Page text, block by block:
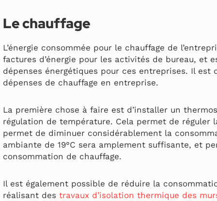
Le chauffage
L’énergie consommée pour le chauffage de
factures d’énergie pour les activités de bureau, et
dépenses énergétiques pour ces entreprises. Il est
dépenses de chauffage en entreprise.
La première chose à faire est d’installer un
régulation de température. Cela permet de réguler
permet de diminuer considérablement la
ambiante de 19°C sera amplement suffisante, et
consommation de chauffage.
Il est également possible de réduire la
réalisant des travaux d’isolation thermique des